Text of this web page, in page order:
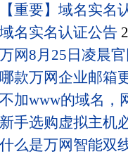
【重要】域名实名
域名实名认证公告
万网8月25日凌晨
哪款万网企业邮箱
不加www的域名，
新手选购虚拟主机
什么是万网智能双